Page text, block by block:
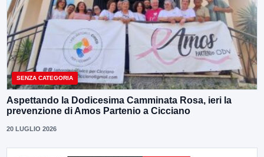
SENZA CATEGORIA
Aspettando la Dodicesima Camminata Rosa, ieri la
prevenzione di Amos Partenio a Cicciano
20 LUGLIO 2026